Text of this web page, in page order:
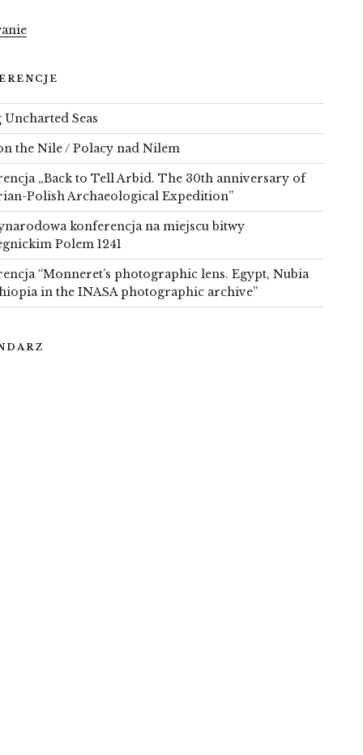
Seas
the Nile / Polacy nad Nilem
„Back to Tell Arbid. The 30th anniversary of
Polish Archaeological Expedition”
konferencja na miejscu bitwy
Polem 1241
“Monneret’s photographic lens. Egypt, Nubia
in the INASA photographic archive”